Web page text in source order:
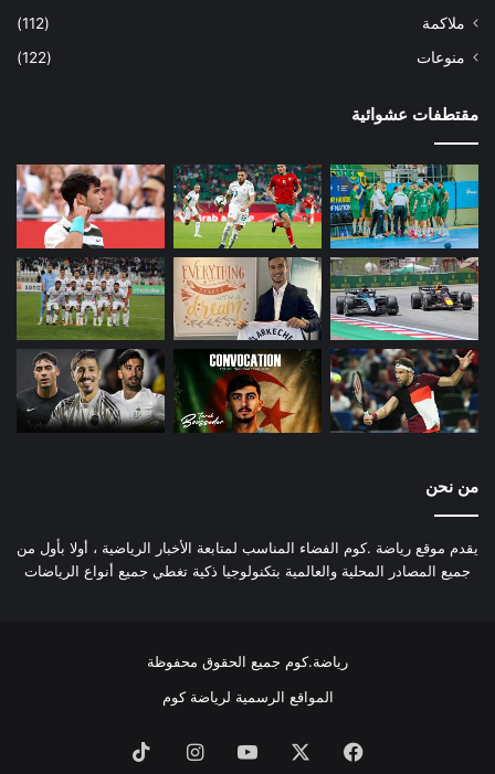
ملاكمة
(112)
منوعات
(122)
مقتطفات عشوائية
من نحن
يقدم موقع رياضة .كوم الفضاء المناسب لمتابعة الأخبار الرياضية ، أولا بأول من
جميع المصادر المحلية والعالمية بتكنولوجيا ذكية تغطي جميع أنواع الرياضات
رياضة.كوم جميع الحقوق محفوظة
المواقع الرسمية لرياضة كوم
فيسبوك ‫YouTubeانستقرام